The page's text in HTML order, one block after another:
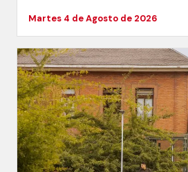
Martes 4 de Agosto de 2026